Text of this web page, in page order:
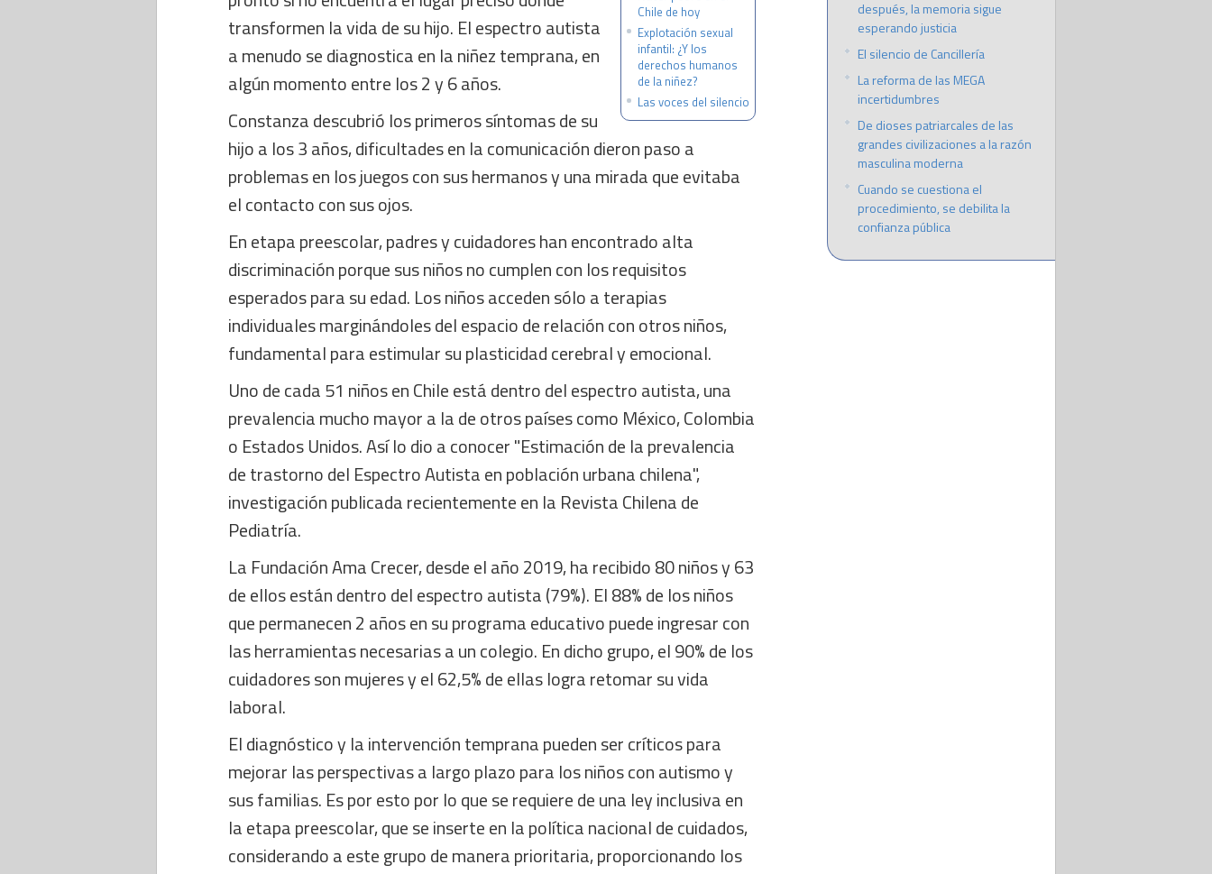
Chile de hoy
Explotación sexual
infantil: ¿Y los
derechos humanos
de la niñez?
Las voces del silencio
transformen la vida de su hijo. El espectro autista
a menudo se diagnostica en la niñez temprana, en
algún momento entre los 2 y 6 años.
Constanza descubrió los primeros síntomas de su
hijo a los 3 años, dificultades en la comunicación dieron paso a
problemas en los juegos con sus hermanos y una mirada que evitaba
el contacto con sus ojos.
En etapa preescolar, padres y cuidadores han encontrado alta
discriminación porque sus niños no cumplen con los requisitos
esperados para su edad. Los niños acceden sólo a terapias
individuales marginándoles del espacio de relación con otros niños,
fundamental para estimular su plasticidad cerebral y emocional.
Uno de cada 51 niños en Chile está dentro del espectro autista, una
prevalencia mucho mayor a la de otros países como México, Colombia
o Estados Unidos. Así lo dio a conocer "Estimación de la prevalencia
de trastorno del Espectro Autista en población urbana chilena",
investigación publicada recientemente en la Revista Chilena de
Pediatría.
La Fundación Ama Crecer, desde el año 2019, ha recibido 80 niños y 63
de ellos están dentro del espectro autista (79%). El 88% de los niños
que permanecen 2 años en su programa educativo puede ingresar con
las herramientas necesarias a un colegio. En dicho grupo, el 90% de los
cuidadores son mujeres y el 62,5% de ellas logra retomar su vida
laboral.
El diagnóstico y la intervención temprana pueden ser críticos para
mejorar las perspectivas a largo plazo para los niños con autismo y
sus familias. Es por esto por lo que se requiere de una ley inclusiva en
la etapa preescolar, que se inserte en la política nacional de cuidados,
considerando a este grupo de manera prioritaria, proporcionando los
después, la memoria sigue
esperando justicia
El silencio de Cancillería
La reforma de las MEGA
incertidumbres
De dioses patriarcales de las
grandes civilizaciones a la razón
masculina moderna
Cuando se cuestiona el
procedimiento, se debilita la
confianza pública